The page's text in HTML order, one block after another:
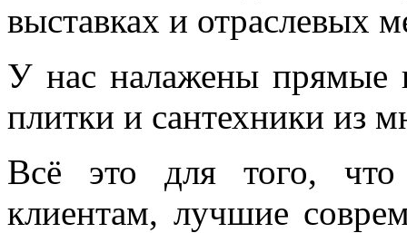
выставках и отраслевых
У нас налажены прямые
плитки и сантехники из
Всё это для того,
клиентам, лучшие